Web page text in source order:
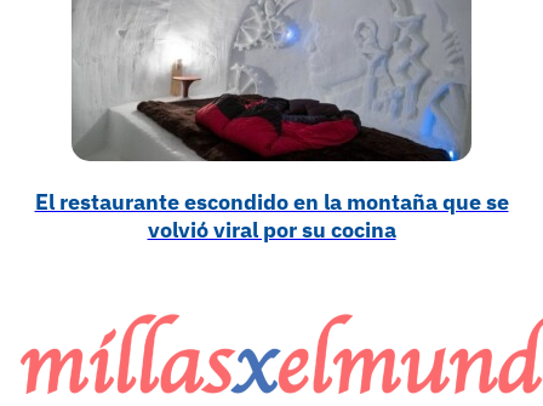
El restaurante escondido en la montaña que se
volvió viral por su cocina